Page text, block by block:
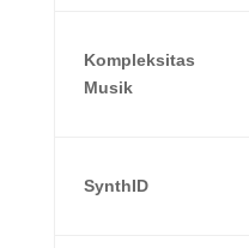
Kompleksitas
Musik
SynthID